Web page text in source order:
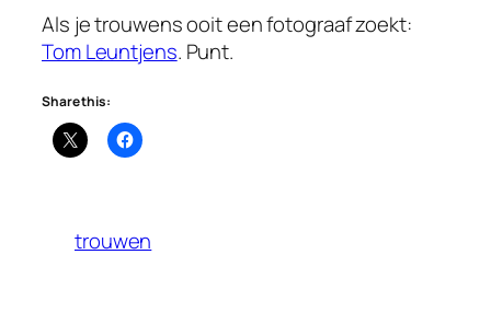
Als je trouwens ooit een fotograaf zoekt:
Tom Leuntjens. Punt.
Share this:
trouwen